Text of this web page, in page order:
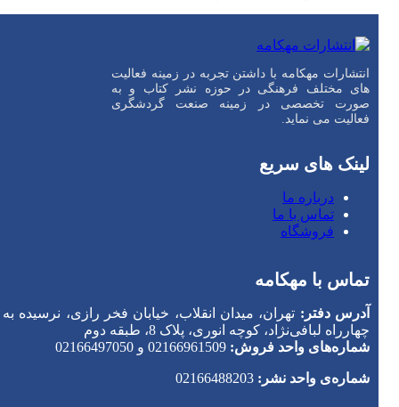
انتشارات مهکامه با داشتن تجربه در زمینه فعالیت
های مختلف فرهنگی در حوزه نشر کتاب و به
صورت تخصصی در زمینه صنعت گردشگری
فعالیت می نماید.
لینک های سریع
درباره ما
تماس با ما
فروشگاه
تماس با مهکامه
آدرس دفتر: تهران، میدان انقلاب، خیابان فخر رازی، نرسیده به
چهارراه لبافی‌نژاد، کوچه انوری، پلاک 8، طبقه دوم
شماره‌های واحد فروش: 02166961509 و 02166497050
شماره‌‌ی واحد نشر: